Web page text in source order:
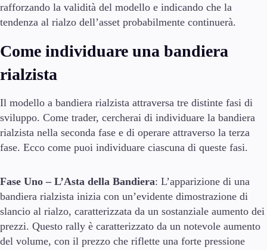
rafforzando la validità del modello e indicando che la
tendenza al rialzo dell’asset probabilmente continuerà.
Come individuare una bandiera
rialzista
Il modello a bandiera rialzista attraversa tre distinte fasi di
sviluppo. Come trader, cercherai di individuare la bandiera
rialzista nella seconda fase e di operare attraverso la terza
fase. Ecco come puoi individuare ciascuna di queste fasi.
Fase Uno – L’Asta della Bandiera: L’apparizione di una
bandiera rialzista inizia con un’evidente dimostrazione di
slancio al rialzo, caratterizzata da un sostanziale aumento dei
prezzi. Questo rally è caratterizzato da un notevole aumento
del volume, con il prezzo che riflette una forte pressione